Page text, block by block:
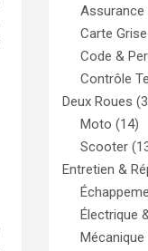
Assurance
Carte Grise
Code &
Contrôle
Deux Roues
Moto (14)
Scooter
Entretien &
Électrique
Mécanique